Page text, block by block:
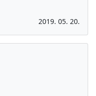
2019. 05. 20.